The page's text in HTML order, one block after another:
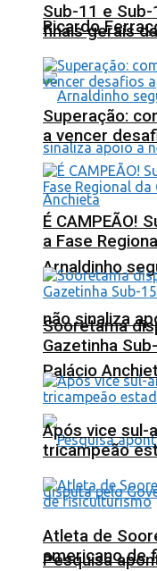
Ricardo
Arnaldinho
não sinaliza
Palácio
Pesquisa
Sub-11 e
finais gerais
Superação:
a vencer
É CAMPEÃO!
a Fase
Sooretama
Gazetinha
Após vice sul-
tricampeão
Atleta de
americano de